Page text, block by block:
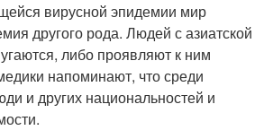
вирусной эпидемии мир
другого рода. Людей с азиатской
либо проявляют к ним
напоминают, что среди
и других национальностей и